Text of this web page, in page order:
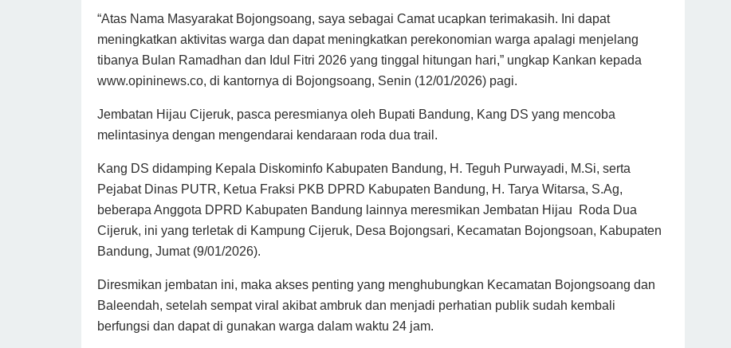
“Atas Nama Masyarakat Bojongsoang, saya sebagai Camat ucapkan terimakasih. Ini dapat
meningkatkan aktivitas warga dan dapat meningkatkan perekonomian warga apalagi menjelang
tibanya Bulan Ramadhan dan Idul Fitri 2026 yang tinggal hitungan hari,” ungkap Kankan kepada
www.opininews.co, di kantornya di Bojongsoang, Senin (12/01/2026) pagi.
Jembatan Hijau Cijeruk, pasca peresmianya oleh Bupati Bandung, Kang DS yang mencoba
melintasinya dengan mengendarai kendaraan roda dua trail.
Kang DS didamping Kepala Diskominfo Kabupaten Bandung, H. Teguh Purwayadi, M.Si, serta
Pejabat Dinas PUTR, Ketua Fraksi PKB DPRD Kabupaten Bandung, H. Tarya Witarsa, S.Ag,
beberapa Anggota DPRD Kabupaten Bandung lainnya meresmikan Jembatan Hijau Roda Dua
Cijeruk, ini yang terletak di Kampung Cijeruk, Desa Bojongsari, Kecamatan Bojongsoan, Kabupaten
Bandung, Jumat (9/01/2026).
Diresmikan jembatan ini, maka akses penting yang menghubungkan Kecamatan Bojongsoang dan
Baleendah, setelah sempat viral akibat ambruk dan menjadi perhatian publik sudah kembali
berfungsi dan dapat di gunakan warga dalam waktu 24 jam.